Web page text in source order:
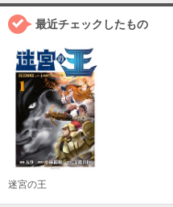
最近チェックしたもの
迷宮の王